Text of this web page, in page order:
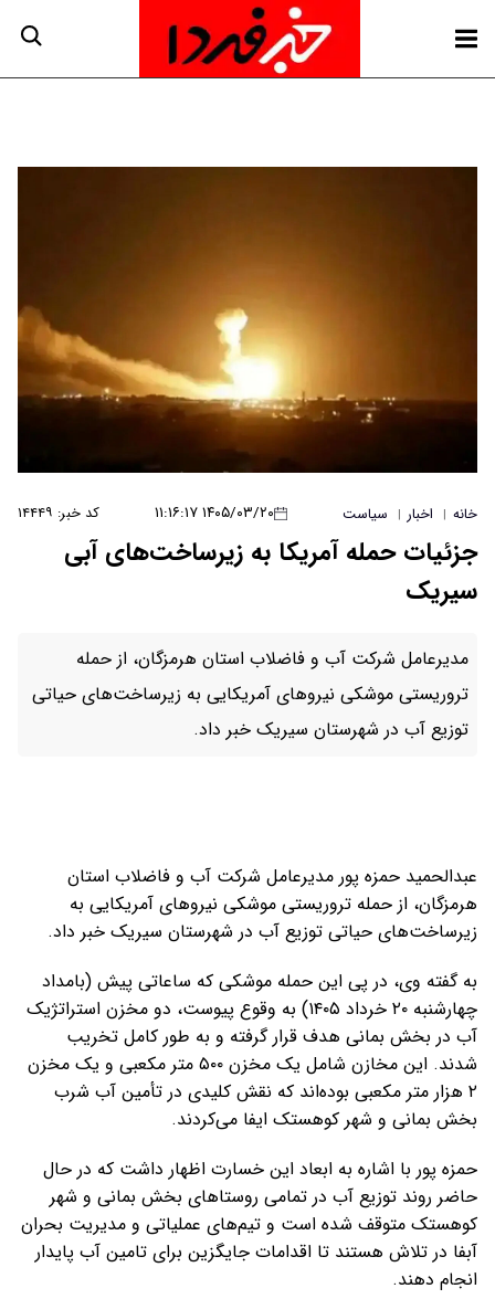
خانه | اخبار | سیاست ۱۴۰۵/۰۳/۲۰ ۱۱:۱۶:۱۷ کد خبر: ۱۴۴۴۹
جزئیات حمله آمریکا به زیرساخت‌های آبی
سیریک
مدیرعامل شرکت آب و فاضلاب استان هرمزگان، از حمله
تروریستی موشکی نیروهای آمریکایی به زیرساخت‌های حیاتی
توزیع آب در شهرستان سیریک خبر داد.
عبدالحمید حمزه پور مدیرعامل شرکت آب و فاضلاب استان
هرمزگان، از حمله تروریستی موشکی نیروهای آمریکایی به
زیرساخت‌های حیاتی توزیع آب در شهرستان سیریک خبر داد.
به گفته وی، در پی این حمله موشکی که ساعاتی پیش (بامداد
چهارشنبه ۲۰ خرداد ۱۴۰۵) به وقوع پیوست، دو مخزن استراتژیک
آب در بخش بمانی هدف قرار گرفته و به طور کامل تخریب
شدند. این مخازن شامل یک مخزن ۵۰۰ متر مکعبی و یک مخزن
۲ هزار متر مکعبی بوده‌اند که نقش کلیدی در تأمین آب شرب
بخش بمانی و شهر کوهستک ایفا می‌کردند.
حمزه پور با اشاره به ابعاد این خسارت اظهار داشت که در حال
حاضر روند توزیع آب در تمامی روستاهای بخش بمانی و شهر
کوهستک متوقف شده است و تیم‌های عملیاتی و مدیریت بحران
آبفا در تلاش هستند تا اقدامات جایگزین برای تامین آب پایدار
انجام دهند.